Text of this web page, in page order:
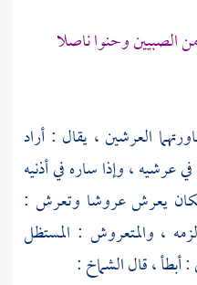
وحنوا ناصلا
العرشين ، يقال : أراد
عرشيه ، وإذا ساره في أذنيه
يعرش عروشا وتعرش :
، والمتعروش : المستظل
، قالالشماخ: